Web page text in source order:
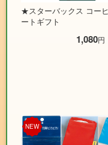
★スターバックス コー
ートギフト
1,080円
NEW